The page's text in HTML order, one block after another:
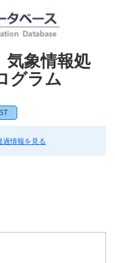
気象情報処
グラム
過情報を見る